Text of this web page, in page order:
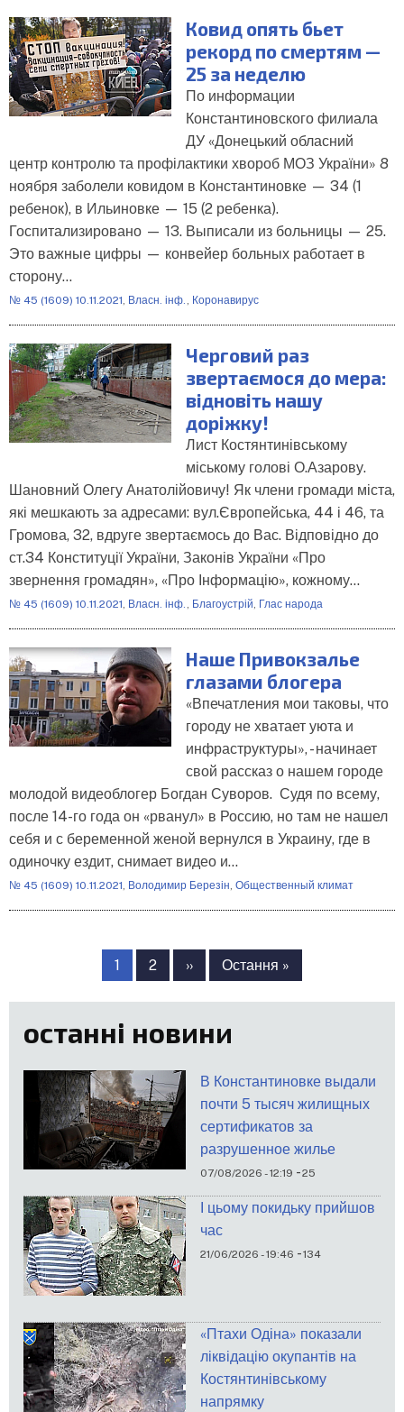
Ковид опять бьет
рекорд по смертям —
25 за неделю
По информации
Константиновского филиала
ДУ «Донецький обласний
центр контролю та профілактики хвороб МОЗ України» 8
ноября заболели ковидом в Константиновке — 34 (1
ребенок), в Ильиновке — 15 (2 ребенка).
Госпитализировано — 13. Выписали из больницы — 25.
Это важные цифры — конвейер больных работает в
сторону…
№ 45 (1609) 10.11.2021, Власн. інф. , Коронавирус
Черговий раз
звертаємося до мера:
відновіть нашу
доріжку!
Лист Костянтинівському
міському голові О.Азарову.
Шановний Олегу Анатолійовичу! Як члени громади міста,
які мешкають за адресами: вул.Європейська, 44 і 46, та
Громова, 32, вдруге звертаємось до Вас. Відповідно до
ст.34 Конституції України, Законів України «Про
звернення громадян», «Про Інформацію», кожному…
№ 45 (1609) 10.11.2021, Власн. інф. , Благоустрій, Глас народа
Наше Привокзалье
глазами блогера
«Впечатления мои таковы, что
городу не хватает уюта и
инфраструктуры», - начинает
свой рассказ о нашем городе
молодой видеоблогер Богдан Суворов. Судя по всему,
после 14-го года он «рванул» в Россию, но там не нашел
себя и с беременной женой вернулся в Украину, где в
одиночку ездит, снимает видео и…
№ 45 (1609) 10.11.2021, Володимир Березін, Общественный климат
Сторінка
1 Сторінка
2
Наступна
››
Остання
Остання »
останні новини
В Константиновке выдали
почти 5 тысяч жилищных
сертификатов за
разрушенное жилье
07/08/2026 - 12:19 -25
І цьому покидьку прийшов
час
21/06/2026 - 19:46 -134
«Птахи Одіна» показали
ліквідацію окупантів на
Костянтинівському
напрямку